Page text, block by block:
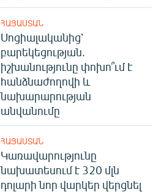
ՀԱՅԱՍՏԱՆ
Սոցիալականից՝
բարեկեցության.
իշխանությունը փոխո՞ւմ է
հանձնաժողովի և
նախարարության
անվանումը
ՀԱՅԱՍՏԱՆ
Կառավարությունը
նախատեսում է 320 մլն
դոլարի նոր վարկեր վերցնել